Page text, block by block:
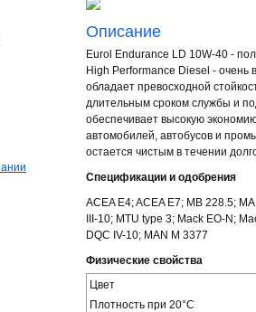
Описание
Eurol Endurance LD 10W-40 -
High Performance Diesel - очень
обладает превосходной
длительным сроком службы и
обеспечивает высокую
автомобилей, автобусов и
остается чистым в течении
Спецификации и одобрения
ACEA E4; ACEA E7; MB 228.5;
III-10; MTU type 3; Mack EO-N;
DQC IV-10; MAN M 3377
Физические свойства
Цвет
Плотность при 20°C